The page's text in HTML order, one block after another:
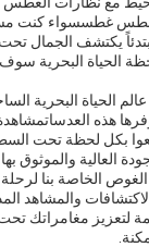
غطسسواء كنت
يكتشف الجمال تحت
الحياة البحرية
الحياة البحرية
هذه
بكل لحظة تحت
العالية والموثوق بها
الخاصة بنا
والمشاهد
لتعزيز مغامراتك